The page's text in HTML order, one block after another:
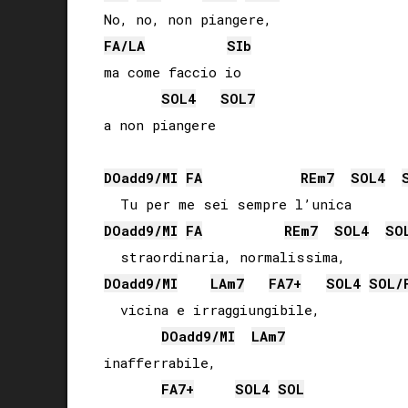
FA/LA
SIb
ma come faccio io
SOL4 SOL7
a non piangere
DOadd9/MI FA REm7 SOL4
DOadd9/MI FA REm7 SOL4
DOadd9/MI LAm7 FA7+ SOL4 SOL/
  vicina e irraggiungibile,
DOadd9/MI LAm7
inafferrabile,
FA7+ SOL4 SOL